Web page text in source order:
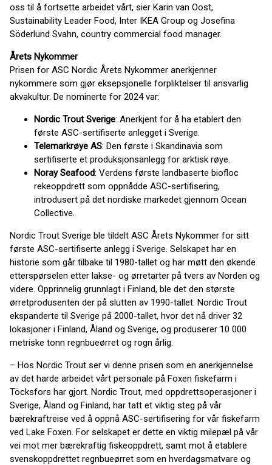
oss til å fortsette arbeidet vårt, sier Karin van Oost,
Sustainability Leader Food, Inter IKEA Group og Josefina
Söderlund Svahn, country commercial food manager.
Årets Nykommer
Prisen for ASC Nordic Årets Nykommer anerkjenner
nykommere som gjør eksepsjonelle forpliktelser til ansvarlig
akvakultur. De nominerte for 2024 var:
Nordic Trout Sverige: Anerkjent for å ha etablert den
første ASC-sertifiserte anlegget i Sverige.
Telemarkrøye AS: Den første i Skandinavia som
sertifiserte et produksjonsanlegg for arktisk røye.
Noray Seafood: Verdens første landbaserte biofloc
rekeoppdrett som oppnådde ASC-sertifisering,
introdusert på det nordiske markedet gjennom Ocean
Collective.
Nordic Trout Sverige ble tildelt ASC Årets Nykommer for sitt
første ASC-sertifiserte anlegg i Sverige. Selskapet har en
historie som går tilbake til 1980-tallet og har møtt den økende
etterspørselen etter lakse- og ørretarter på tvers av Norden og
videre. Opprinnelig grunnlagt i Finland, ble det den største
ørretprodusenten der på slutten av 1990-tallet. Nordic Trout
ekspanderte til Sverige på 2000-tallet, hvor det nå driver 32
lokasjoner i Finland, Åland og Sverige, og produserer 10 000
metriske tonn regnbueørret og rogn årlig.
– Hos Nordic Trout ser vi denne prisen som en anerkjennelse
av det harde arbeidet vårt personale på Foxen fiskefarm i
Töcksfors har gjort. Nordic Trout, med oppdrettsoperasjoner i
Sverige, Åland og Finland, har tatt et viktig steg på vår
bærekraftreise ved å oppnå ASC-sertifisering for vår fiskefarm
ved Lake Foxen. For selskapet er dette en viktig milepæl på vår
vei mot mer bærekraftig fiskeoppdrett, samt mot å etablere
svenskoppdrettet regnbueørret som en hverdagsmatvare og